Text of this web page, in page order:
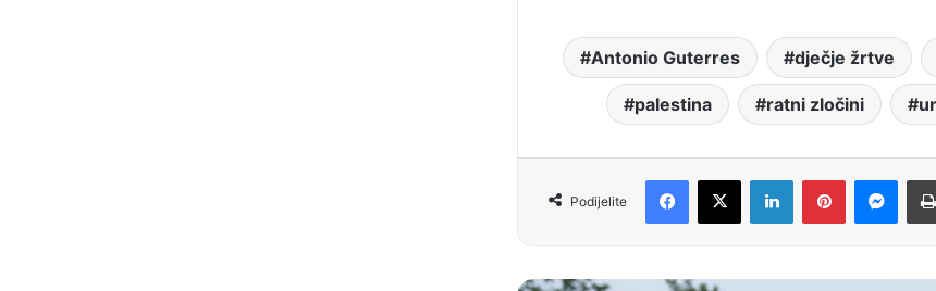
Antonio Guterres dječje žrtve
palestina ratni zločini
Podijelite